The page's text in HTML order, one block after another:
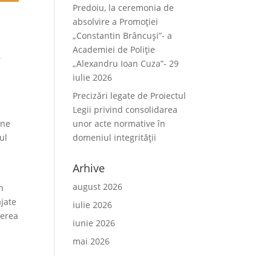
Predoiu, la ceremonia de
absolvire a Promoției
„Constantin Brâncuși”- a
Academiei de Poliție
„Alexandru Ioan Cuza”- 29
iulie 2026
Precizări legate de Proiectul
Legii privind consolidarea
unor acte normative în
domeniul integrității
Arhive
august 2026
iulie 2026
iunie 2026
mai 2026